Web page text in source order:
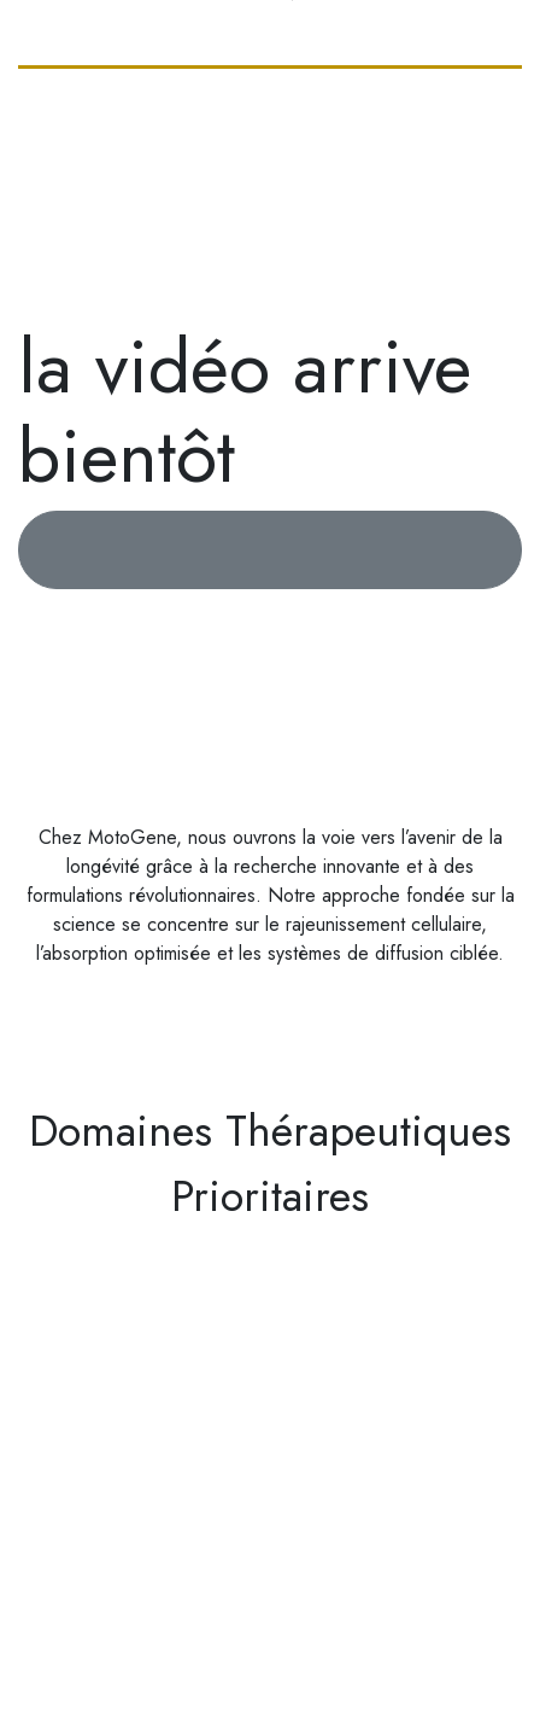
la vidéo arrive
bientôt
Chez MotoGene, nous ouvrons la voie vers l’avenir de la
longévité grâce à la recherche innovante et à des
formulations révolutionnaires. Notre approche fondée sur la
science se concentre sur le rajeunissement cellulaire,
l’absorption optimisée et les systèmes de diffusion ciblée.
Domaines Thérapeutiques
Prioritaires